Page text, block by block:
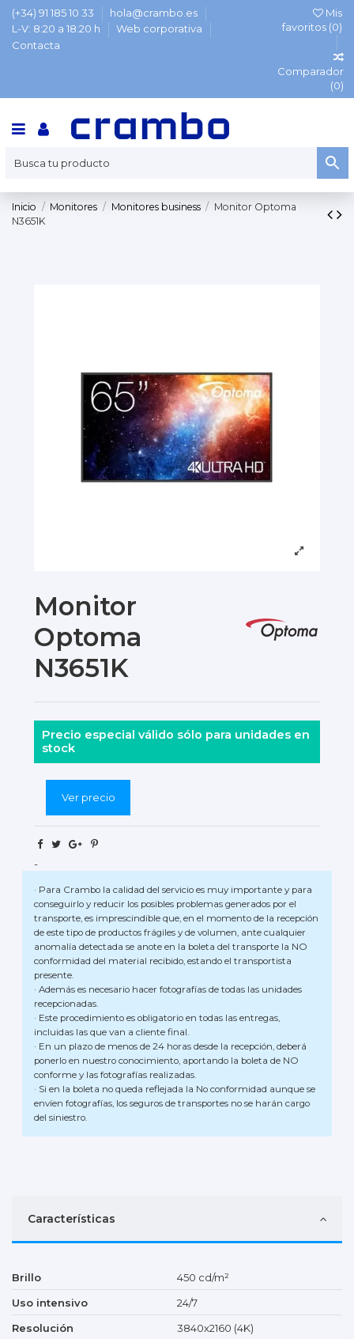
(+34) 91 185 10 33
hola@crambo.es
L-V: 8:20 a 18:20 h
Web corporativa
Contacta
Mis
favoritos (0)
Comparador
(0)
Inicio Monitores Monitores business
Monitor Optoma
N3651K
Monitor
Optoma
N3651K
Precio especial válido sólo para unidades en
stock
Ver precio
-
· Para Crambo la calidad del servicio es muy importante y para
conseguirlo y reducir los posibles problemas generados por el
transporte, es imprescindible que, en el momento de la recepción
de este tipo de productos frágiles y de volumen, ante cualquier
anomalía detectada se anote en la boleta del transporte la NO
conformidad del material recibido, estando el transportista
presente.
· Además es necesario hacer fotografías de todas las unidades
recepcionadas.
· Este procedimiento es obligatorio en todas las entregas,
incluidas las que van a cliente final.
· En un plazo de menos de 24 horas desde la recepción, deberá
ponerlo en nuestro conocimiento, aportando la boleta de NO
conforme y las fotografías realizadas.
· Si en la boleta no queda reflejada la No conformidad aunque se
envíen fotografías, los seguros de transportes no se harán cargo
del siniestro.
Características
Brillo
450 cd/m²
Uso intensivo
24/7
Resolución
3840x2160 (4K)